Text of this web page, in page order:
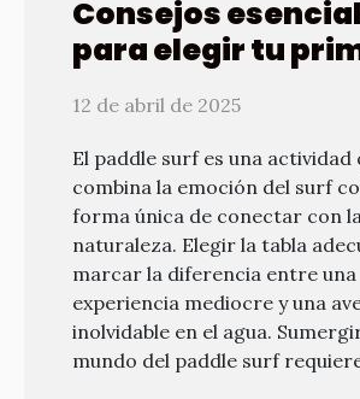
Consejos
para elegir tu
tabla de paddle
12 de abril de 2025
El paddle surf es una actividad
combina la emoción del surf
forma única de conectar con
naturaleza. Elegir la tabla
marcar la diferencia entre una
experiencia mediocre y una
inolvidable en el agua.
mundo del paddle surf